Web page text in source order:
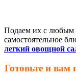
Подаем их с любым
самостоятельное
легкий овощной
Готовьте и вам